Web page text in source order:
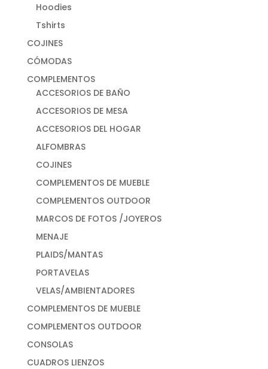
Hoodies
Tshirts
COJINES
CÓMODAS
COMPLEMENTOS
ACCESORIOS DE BAÑO
ACCESORIOS DE MESA
ACCESORIOS DEL HOGAR
ALFOMBRAS
COJINES
COMPLEMENTOS DE MUEBLE
COMPLEMENTOS OUTDOOR
MARCOS DE FOTOS /JOYEROS
MENAJE
PLAIDS/MANTAS
PORTAVELAS
VELAS/AMBIENTADORES
COMPLEMENTOS DE MUEBLE
COMPLEMENTOS OUTDOOR
CONSOLAS
CUADROS LIENZOS